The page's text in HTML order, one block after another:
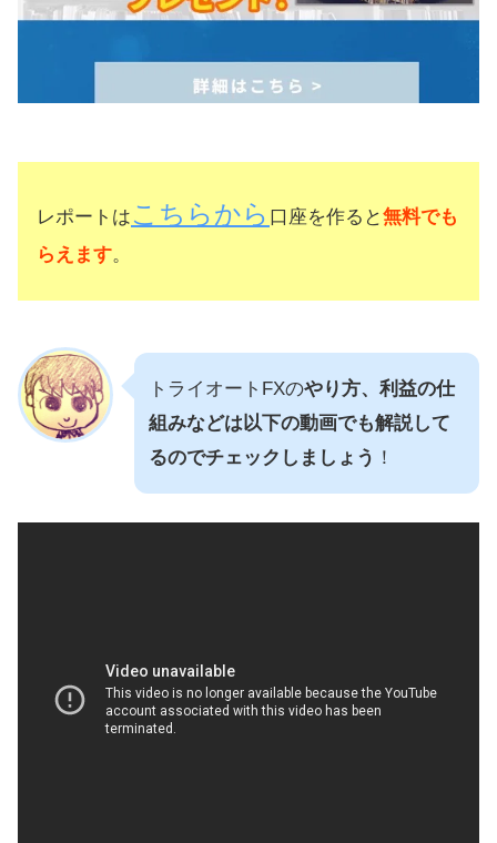
レポートは こちらから 口座を作ると無料でも
らえます。
トライオートFXのやり方、利益の仕
組みなどは以下の動画でも解説して
るのでチェックしましょう ！